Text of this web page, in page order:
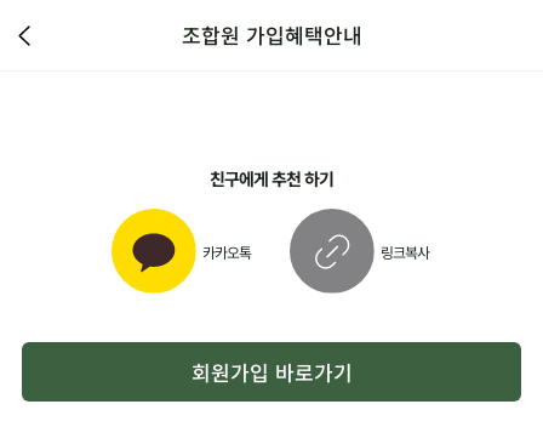
조합원 가입혜택안내
친구에게 추천 하기
카카오톡 링크복사
회원가입 바로가기